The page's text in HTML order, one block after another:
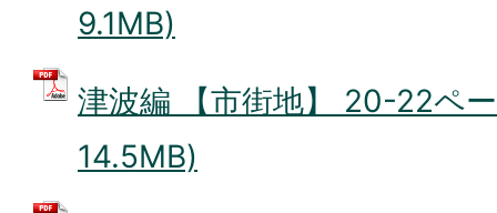
9.1MB)
津波編 【市街地】 20-22ペ
14.5MB)